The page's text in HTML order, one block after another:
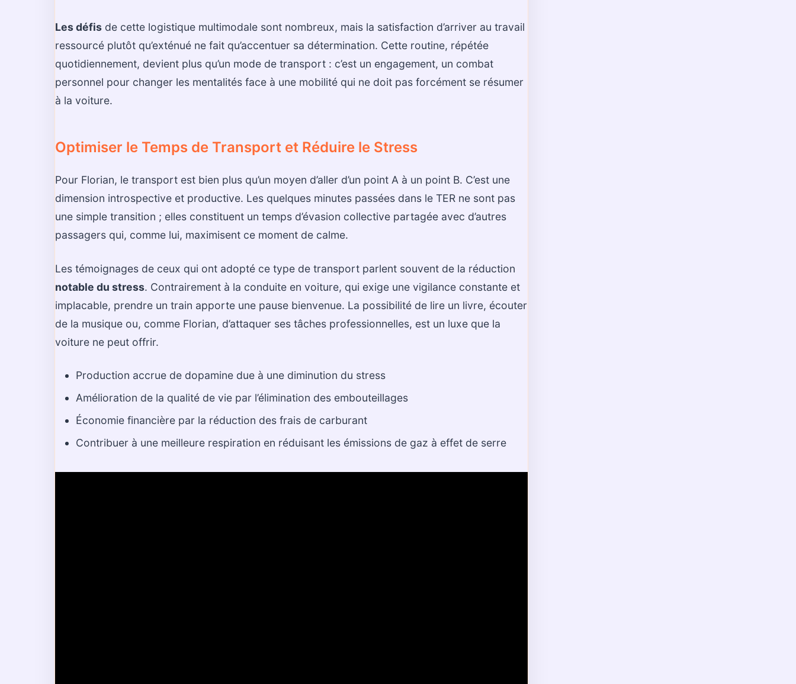
Les défis de cette logistique multimodale sont nombreux, mais la satisfaction d’arriver au travail
ressourcé plutôt qu’exténué ne fait qu’accentuer sa détermination. Cette routine, répétée
quotidiennement, devient plus qu’un mode de transport : c’est un engagement, un combat
personnel pour changer les mentalités face à une mobilité qui ne doit pas forcément se résumer
à la voiture.
Optimiser le Temps de Transport et Réduire le Stress
Pour Florian, le transport est bien plus qu’un moyen d’aller d’un point A à un point B. C’est une
dimension introspective et productive. Les quelques minutes passées dans le TER ne sont pas
une simple transition ; elles constituent un temps d’évasion collective partagée avec d’autres
passagers qui, comme lui, maximisent ce moment de calme.
Les témoignages de ceux qui ont adopté ce type de transport parlent souvent de la réduction
notable du stress. Contrairement à la conduite en voiture, qui exige une vigilance constante et
implacable, prendre un train apporte une pause bienvenue. La possibilité de lire un livre, écouter
de la musique ou, comme Florian, d’attaquer ses tâches professionnelles, est un luxe que la
voiture ne peut offrir.
Production accrue de dopamine due à une diminution du stress
Amélioration de la qualité de vie par l’élimination des embouteillages
Économie financière par la réduction des frais de carburant
Contribuer à une meilleure respiration en réduisant les émissions de gaz à effet de serre